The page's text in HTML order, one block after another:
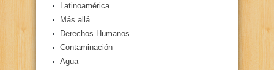
Latinoamérica
Más allá
Derechos Humanos
Contaminación
Agua